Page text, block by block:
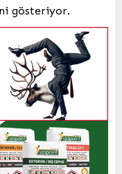
gösteriyor.